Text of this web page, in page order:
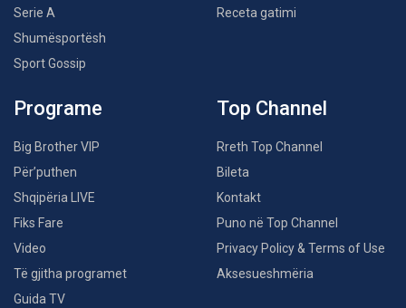
Serie A
Shumësportësh
Sport Gossip
Receta gatimi
Programe
Big Brother VIP
Për’puthen
Shqipëria LIVE
Fiks Fare
Video
Të gjitha programet
Guida TV
Top Channel
Rreth Top Channel
Bileta
Kontakt
Puno në Top Channel
Privacy Policy & Terms of Use
Aksesueshmëria